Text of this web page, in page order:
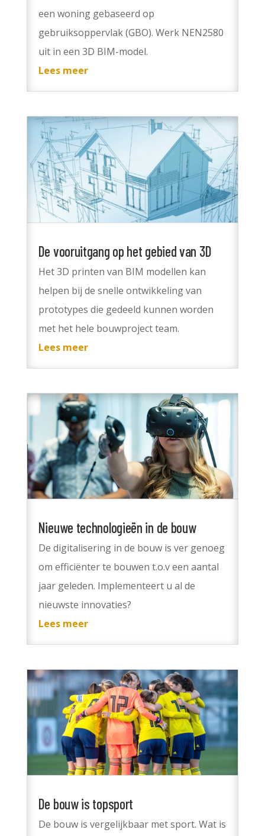
een woning gebaseerd op
gebruiksoppervlak (GBO). Werk NEN2580
uit in een 3D BIM-model.
Lees meer
De vooruitgang op het gebied van 3D
Het 3D printen van BIM modellen kan
helpen bij de snelle ontwikkeling van
prototypes die gedeeld kunnen worden
met het hele bouwproject team.
Lees meer
Nieuwe technologieën in de bouw
De digitalisering in de bouw is ver genoeg
om efficiënter te bouwen t.o.v een aantal
jaar geleden. Implementeert u al de
nieuwste innovaties?
Lees meer
De bouw is topsport
De bouw is vergelijkbaar met sport. Wat is